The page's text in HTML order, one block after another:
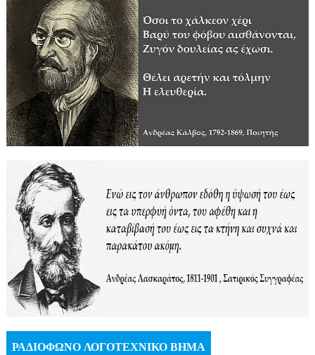
ΡΑΔΙΟΦΩΝΟ ΛΟΓΟΤΕΧΝΙΚΟ ΒΗΜΑ